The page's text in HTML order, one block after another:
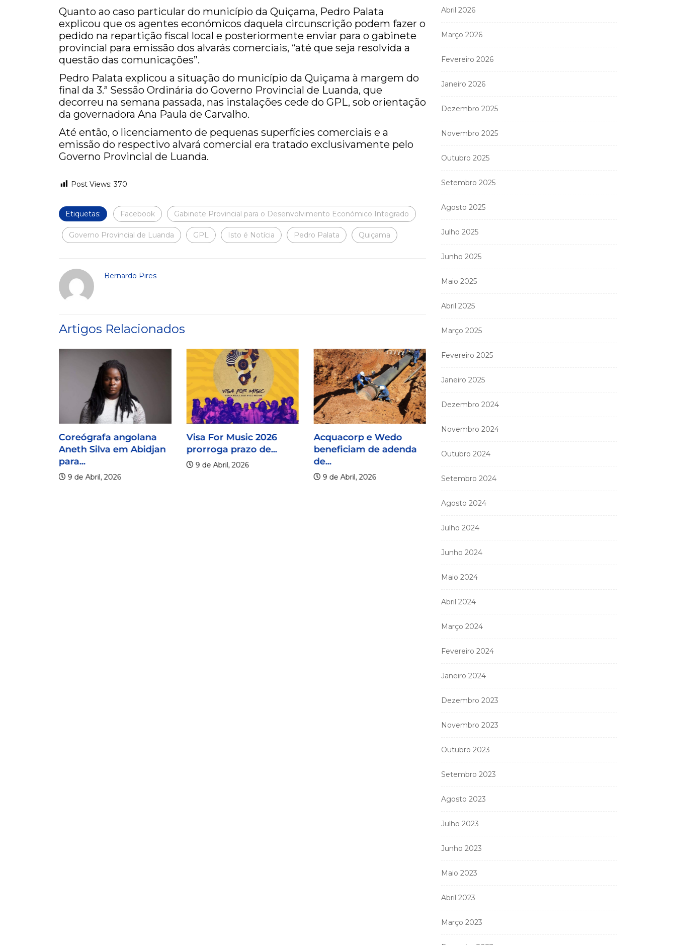
Quanto ao caso particular do município da Quiçama, Pedro Palata
explicou que os agentes económicos daquela circunscrição podem fazer o
pedido na repartição fiscal local e posteriormente enviar para o gabinete
provincial para emissão dos alvarás comerciais, “até que seja resolvida a
questão das comunicações”.
Pedro Palata explicou a situação do município da Quiçama à margem do
final da 3.ª Sessão Ordinária do Governo Provincial de Luanda, que
decorreu na semana passada, nas instalações cede do GPL, sob orientação
da governadora Ana Paula de Carvalho.
Até então, o licenciamento de pequenas superfícies comerciais e a
emissão do respectivo alvará comercial era tratado exclusivamente pelo
Governo Provincial de Luanda.
Post Views: 370
Etiquetas: Facebook Gabinete Provincial para o Desenvolvimento Económico Integrado
Governo Provincial de Luanda GPL Isto é Notícia Pedro Palata Quiçama
Bernardo Pires
Artigos Relacionados
Coreógrafa angolana
Aneth Silva em Abidjan
para...
9 de Abril, 2026
Visa For Music 2026
prorroga prazo de...
9 de Abril, 2026
Acquacorp e Wedo
beneficiam de adenda
de...
9 de Abril, 2026
Ministério Público
apartamentos...
Abril 2026
Março 2026
Fevereiro 2026
Janeiro 2026
Dezembro 2025
Novembro 2025
Outubro 2025
Setembro 2025
Agosto 2025
Julho 2025
Junho 2025
Maio 2025
Abril 2025
Março 2025
Fevereiro 2025
Janeiro 2025
Dezembro 2024
Novembro 2024
Outubro 2024
Setembro 2024
Agosto 2024
Julho 2024
Junho 2024
Maio 2024
Abril 2024
Março 2024
Fevereiro 2024
Janeiro 2024
Dezembro 2023
Novembro 2023
Outubro 2023
Setembro 2023
Agosto 2023
Julho 2023
Junho 2023
Maio 2023
Abril 2023
Março 2023